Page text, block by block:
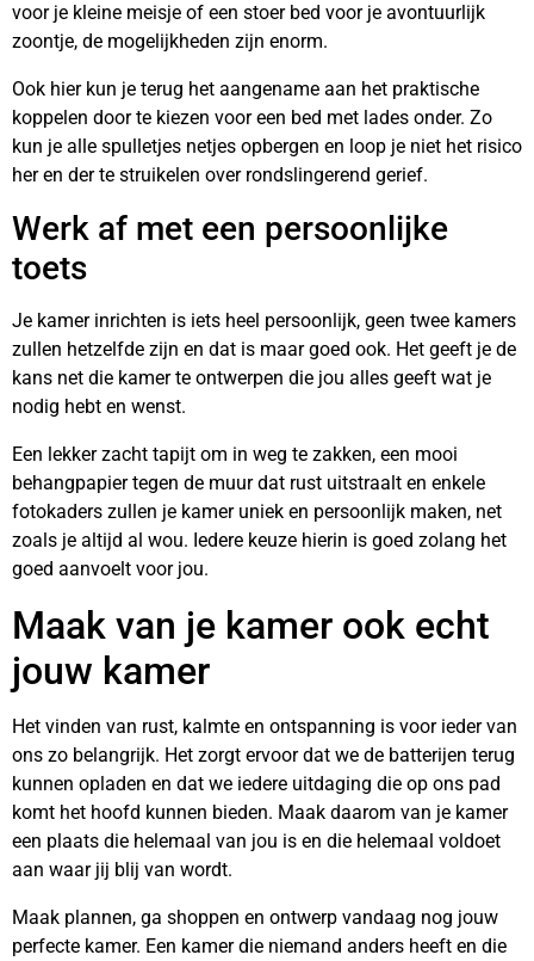
voor je kleine meisje of een stoer bed voor je avontuurlijk
zoontje, de mogelijkheden zijn enorm.
Ook hier kun je terug het aangename aan het praktische
koppelen door te kiezen voor een bed met lades onder. Zo
kun je alle spulletjes netjes opbergen en loop je niet het risico
her en der te struikelen over rondslingerend gerief.
Werk af met een persoonlijke
toets
Je kamer inrichten is iets heel persoonlijk, geen twee kamers
zullen hetzelfde zijn en dat is maar goed ook. Het geeft je de
kans net die kamer te ontwerpen die jou alles geeft wat je
nodig hebt en wenst.
Een lekker zacht tapijt om in weg te zakken, een mooi
behangpapier tegen de muur dat rust uitstraalt en enkele
fotokaders zullen je kamer uniek en persoonlijk maken, net
zoals je altijd al wou. Iedere keuze hierin is goed zolang het
goed aanvoelt voor jou.
Maak van je kamer ook echt
jouw kamer
Het vinden van rust, kalmte en ontspanning is voor ieder van
ons zo belangrijk. Het zorgt ervoor dat we de batterijen terug
kunnen opladen en dat we iedere uitdaging die op ons pad
komt het hoofd kunnen bieden. Maak daarom van je kamer
een plaats die helemaal van jou is en die helemaal voldoet
aan waar jij blij van wordt.
Maak plannen, ga shoppen en ontwerp vandaag nog jouw
perfecte kamer. Een kamer die niemand anders heeft en die